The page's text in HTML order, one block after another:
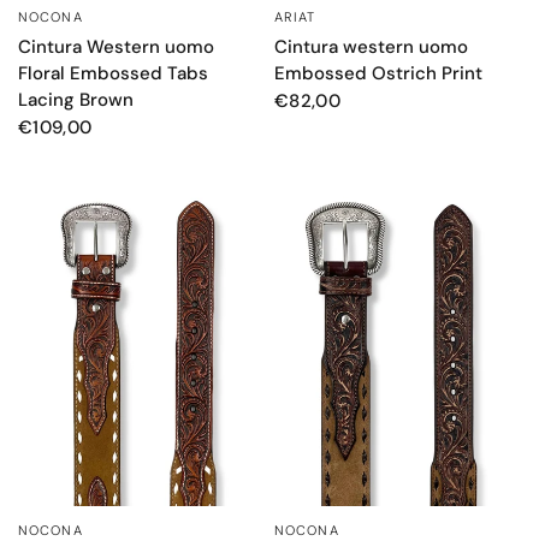
NOCONA
Cintura Western uomo
Floral Embossed Tabs
Lacing Brown
€109,00
ARIAT
Cintura western uomo
Embossed Ostrich Print
€82,00
NOCONA NOCONA